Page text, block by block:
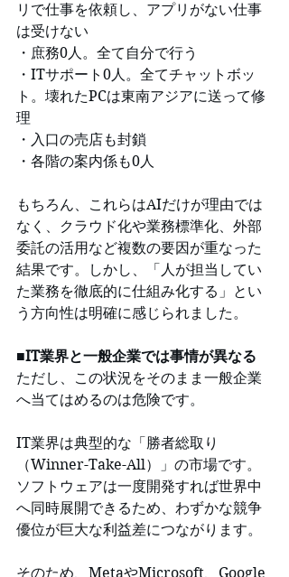
リで仕事を依頼し、アプリがない仕事
は受けない
・庶務0人。全て自分で行う
・ITサポート0人。全てチャットボッ
ト。壊れたPCは東南アジアに送って修
理
・入口の売店も封鎖
・各階の案内係も0人
もちろん、これらはAIだけが理由では
なく、クラウド化や業務標準化、外部
委託の活用など複数の要因が重なった
結果です。しかし、「人が担当してい
た業務を徹底的に仕組み化する」とい
う方向性は明確に感じられました。
■IT業界と一般企業では事情が異なる
ただし、この状況をそのまま一般企業
へ当てはめるのは危険です。
IT業界は典型的な「勝者総取り
（Winner-Take-All）」の市場です。
ソフトウェアは一度開発すれば世界中
へ同時展開できるため、わずかな競争
優位が巨大な利益差につながります。
そのため、MetaやMicrosoft、Google